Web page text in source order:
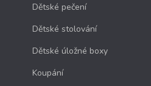
Dětské pečení
Dětské stolování
Dětské úložné boxy
Koupání